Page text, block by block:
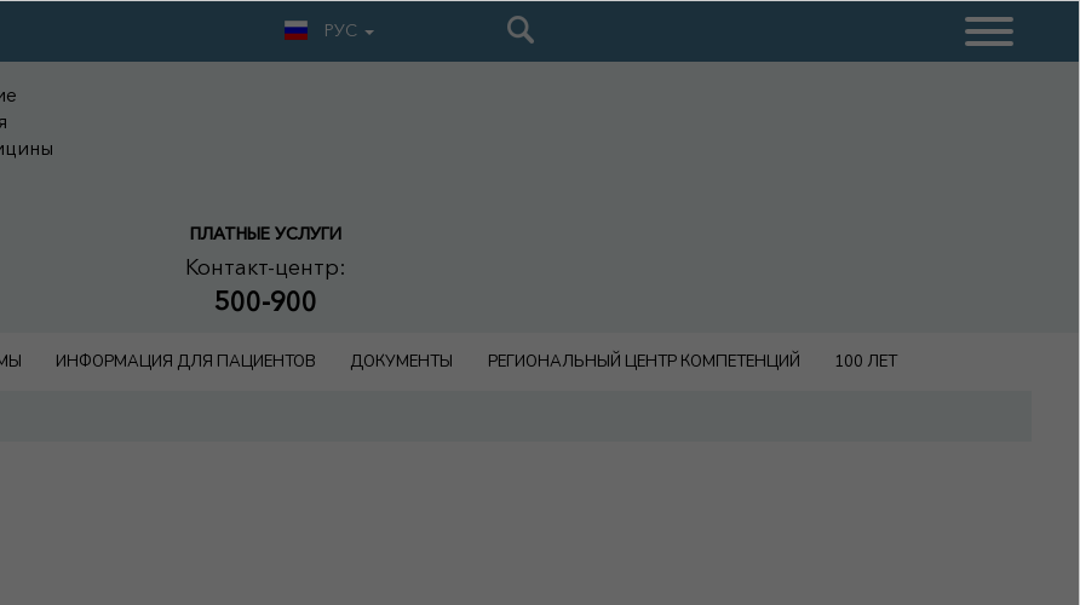
РУС
ПЛАТНЫЕ УСЛУГИ
Контакт-центр:
500-900
ИНФОРМАЦИЯ ДЛЯ ПАЦИЕНТОВ ДОКУМЕНТЫ РЕГИОНАЛЬНЫЙ ЦЕНТР КОМПЕТЕНЦИЙ 100 ЛЕТ